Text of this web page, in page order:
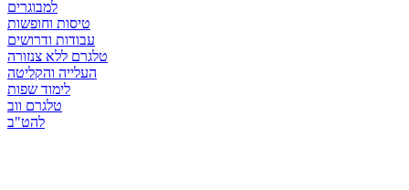
למבוגרים
טיסות וחופשות
עבודות ודרושים
טלגרם ללא צנזורה
העלייה והקליטה
לימוד שפות
טלגרם ווב
להט"ב